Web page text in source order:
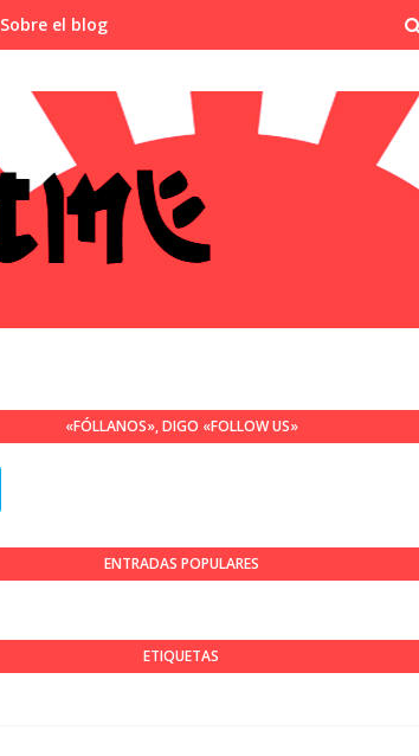
Sobre el blog
«FÓLLANOS», DIGO «FOLLOW US»
ENTRADAS POPULARES
ETIQUETAS